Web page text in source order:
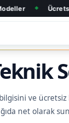
Ücretsiz Arıza
ve
net olarak